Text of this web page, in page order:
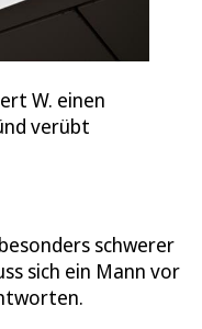
W. einen
verübt
schwerer
sich ein Mann vor